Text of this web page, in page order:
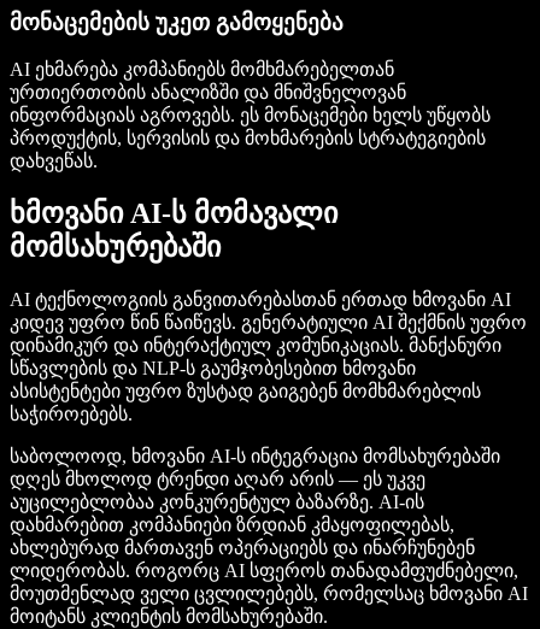
მონაცემების უკეთ გამოყენება
AI ეხმარება კომპანიებს მომხმარებელთან
ურთიერთობის ანალიზში და მნიშვნელოვან
ინფორმაციას აგროვებს. ეს მონაცემები ხელს უწყობს
პროდუქტის, სერვისის და მოხმარების სტრატეგიების
დახვეწას.
ხმოვანი AI-ს მომავალი
მომსახურებაში
AI ტექნოლოგიის განვითარებასთან ერთად ხმოვანი AI
კიდევ უფრო წინ წაიწევს. გენერატიული AI შექმნის უფრო
დინამიკურ და ინტერაქტიულ კომუნიკაციას. მანქანური
სწავლების და NLP-ს გაუმჯობესებით ხმოვანი
ასისტენტები უფრო ზუსტად გაიგებენ მომხმარებლის
საჭიროებებს.
საბოლოოდ, ხმოვანი AI-ს ინტეგრაცია მომსახურებაში
დღეს მხოლოდ ტრენდი აღარ არის — ეს უკვე
აუცილებლობაა კონკურენტულ ბაზარზე. AI-ის
დახმარებით კომპანიები ზრდიან კმაყოფილებას,
ახლებურად მართავენ ოპერაციებს და ინარჩუნებენ
ლიდერობას. როგორც AI სფეროს თანადამფუძნებელი,
მოუთმენლად ველი ცვლილებებს, რომელსაც ხმოვანი AI
მოიტანს კლიენტის მომსახურებაში.